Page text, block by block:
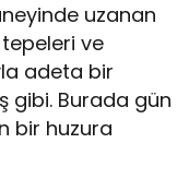
uzanan
ve
adeta bir
gibi. Burada gün
bir huzura